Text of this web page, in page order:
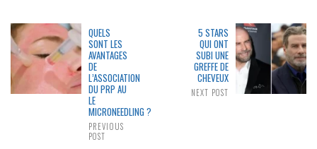
QUELS
SONT LES
AVANTAGES
DE
L’ASSOCIATION
DU PRP AU
LE
MICRONEEDLING ?
PREVIOUS
POST
5 STARS
QUI ONT
SUBI UNE
GREFFE DE
CHEVEUX
NEXT POST